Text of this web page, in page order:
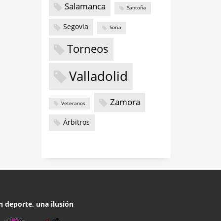
Salamanca Santoña
Segovia Soria
Torneos
Valladolid
Veteranos Zamora
Árbitros
deporte, una ilusión